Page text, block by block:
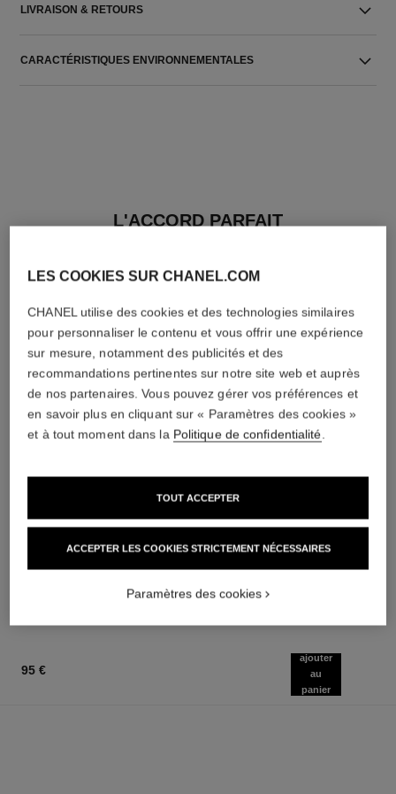
LIVRAISON & RETOURS
CARACTÉRISTIQUES ENVIRONNEMENTALES
L'ACCORD PARFAIT
joues contraste
Réf. 168710
AJOUTER AU PANIER
coco noir
Corps
Réf. 113740
AJOUTER AU PANIER
95 €
ajouter
au
panier
LES COOKIES SUR CHANEL.COM
CHANEL utilise des cookies et des technologies similaires
pour personnaliser le contenu et vous offrir une expérience
sur mesure, notamment des publicités et des
recommandations pertinentes sur notre site web et auprès
de nos partenaires. Vous pouvez gérer vos préférences et
en savoir plus en cliquant sur « Paramètres des cookies »
et à tout moment dans la Politique de confidentialité.
ACCEPTER LES COOKIES STRICTEMENT NÉCESSAIRES
TOUT ACCEPTER
Paramètres des cookies